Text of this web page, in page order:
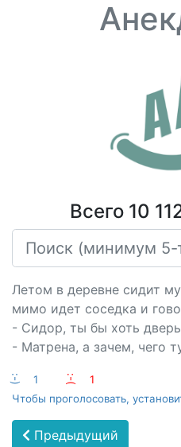
Всего 10
Летом в деревне сидит
мимо идет соседка и
- Сидор, ты бы хоть
- Матрена, а зачем, чего
:-) 1 :-(
1
Чтобы проголосовать,
Предыдущий